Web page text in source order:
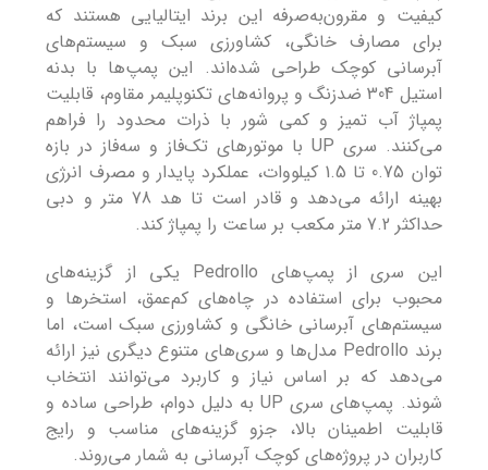
کیفیت و مقرون‌به‌صرفه این برند ایتالیایی هستند که
برای مصارف خانگی، کشاورزی سبک و سیستم‌های
آبرسانی کوچک طراحی شده‌اند. این پمپ‌ها با بدنه
استیل 304 ضدزنگ و پروانه‌های تکنوپلیمر مقاوم، قابلیت
پمپاژ آب تمیز و کمی شور با ذرات محدود را فراهم
می‌کنند. سری UP با موتورهای تک‌فاز و سه‌فاز در بازه
توان 0.75 تا 1.5 کیلووات، عملکرد پایدار و مصرف انرژی
بهینه ارائه می‌دهد و قادر است تا هد 78 متر و دبی
حداکثر 7.2 متر مکعب بر ساعت را پمپاژ کند.
این سری از پمپ‌های Pedrollo یکی از گزینه‌های
محبوب برای استفاده در چاه‌های کم‌عمق، استخرها و
سیستم‌های آبرسانی خانگی و کشاورزی سبک است، اما
برند Pedrollo مدل‌ها و سری‌های متنوع دیگری نیز ارائه
می‌دهد که بر اساس نیاز و کاربرد می‌توانند انتخاب
شوند. پمپ‌های سری UP به دلیل دوام، طراحی ساده و
قابلیت اطمینان بالا، جزو گزینه‌های مناسب و رایج
کاربران در پروژه‌های کوچک آبرسانی به شمار می‌روند.